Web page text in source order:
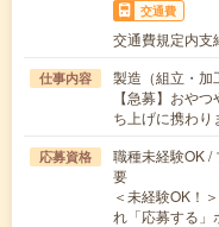
交通費
交通費規定内支
仕事内容
製造（組立・加
【急募】おや
ち上げに携わ
応募資格
職種未経験OK /
要
＜未経験OK！
れ「応募する